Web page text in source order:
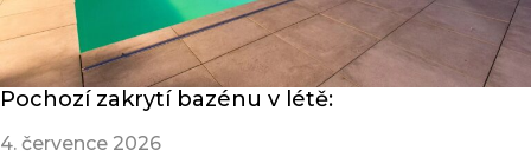
Pochozí zakrytí bazénu v létě:
4. července 2026